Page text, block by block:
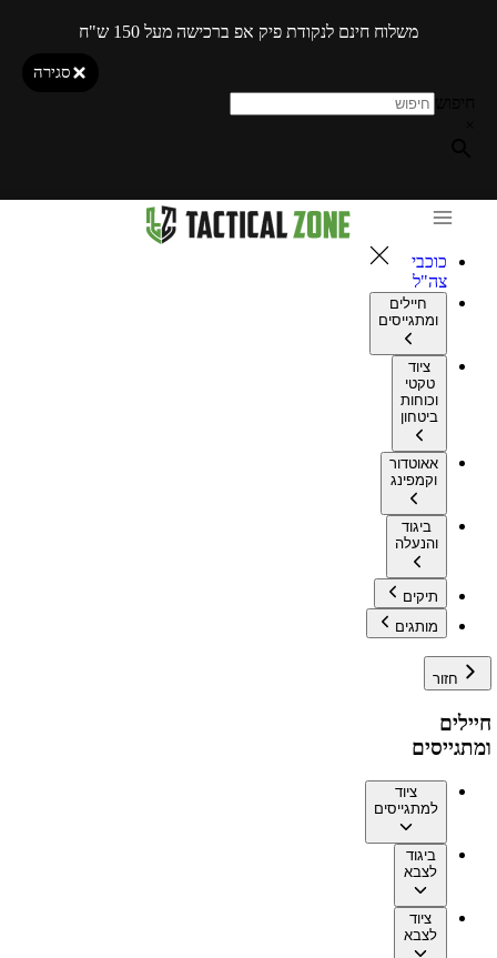
משלוח חינם לנקודת פיק אפ ברכישה מעל 150 ש"ח
סגירה
כוכבי
צה"ל
חיילים
ומתגייסים
ציוד
טקטי
וכוחות
ביטחון
אאוטדור
וקמפינג
ביגוד
והנעלה
תיקים
מותגים
חזור
חיילים
ומתגייסים
ציוד
למתגייסים
ביגוד
לצבא
ציוד
לצבא